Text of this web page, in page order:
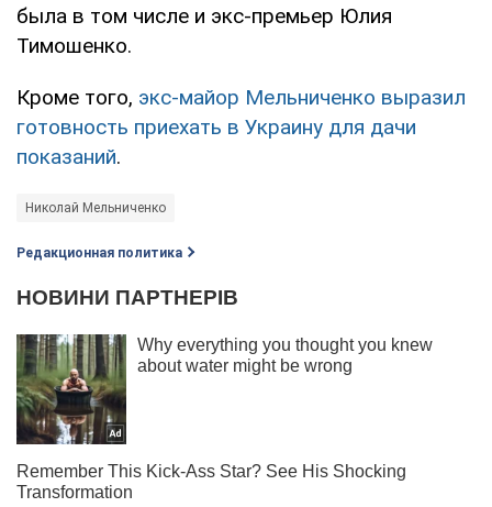
была в том числе и экс-премьер Юлия
Тимошенко.
Кроме того, экс-майор Мельниченко выразил
готовность приехать в Украину для дачи
показаний.
Николай Мельниченко
Редакционная политика